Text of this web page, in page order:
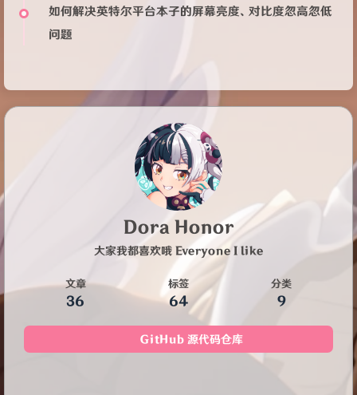
如何解决英特尔平台本子的屏幕亮度、对比度忽高忽低
问题
Dora Honor
大家我都喜欢哦 Everyone I like
文章
36
标签
64
分类
9
GitHub 源代码仓库